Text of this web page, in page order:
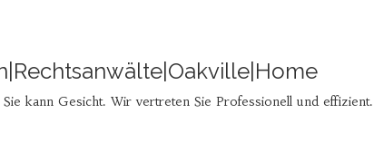
kann Gesicht. Wir vertreten Sie Professionell und effizient.